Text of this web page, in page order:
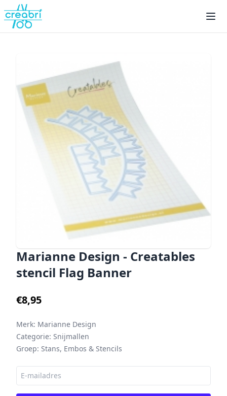
Marianne Design - Creatables
stencil Flag Banner
€8,95
Merk: Marianne Design
Categorie: Snijmallen
Groep: Stans, Embos & Stencils